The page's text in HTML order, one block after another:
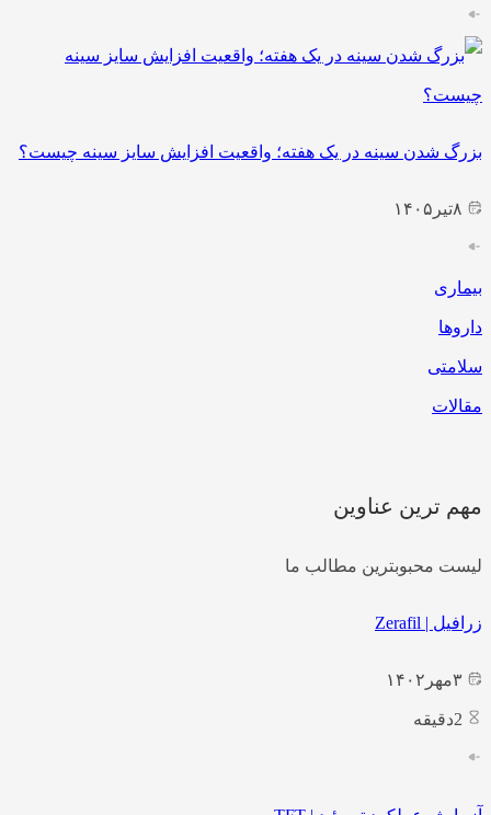
بزرگ شدن سینه در یک هفته؛ واقعیت افزایش سایز سینه چیست؟
۸تیر ۱۴۰۵
بیماری
داروها
سلامتی
مقالات
مهم ترین عناوین
لیست محبوبترین مطالب ما
زرافیل | Zerafil
۳مهر ۱۴۰۲
دقیقه